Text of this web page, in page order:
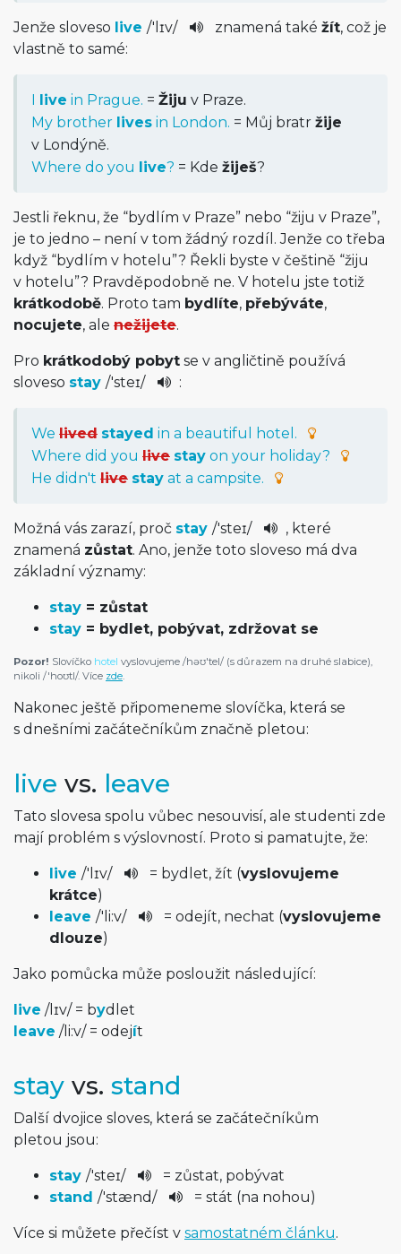
Jenže sloveso live /'lɪv/ znamená také žít, což je
vlastně to samé:
I live in Prague. = Žiju v Praze.
My brother lives in London. = Můj bratr žije
v Londýně.
Where do you live? = Kde žiješ?
Jestli řeknu, že “bydlím v Praze” nebo “žiju v Praze”,
je to jedno – není v tom žádný rozdíl. Jenže co třeba
když “bydlím v hotelu”? Řekli byste v češtině “žiju
v hotelu”? Pravděpodobně ne. V hotelu jste totiž
krátkodobě. Proto tam bydlíte, přebýváte,
nocujete, ale nežijete.
Pro krátkodobý pobyt se v angličtině používá
sloveso stay /'steɪ/ :
We lived stayed in a beautiful hotel.
Where did you live stay on your holiday?
He didn't live stay at a campsite.
Možná vás zarazí, proč stay /'steɪ/
, které
znamená zůstat. Ano, jenže toto sloveso má dva
základní významy:
stay = zůstat
stay = bydlet, pobývat, zdržovat se
Pozor! Slovíčko hotel vyslovujeme /həʊ'tel/ (s důrazem na druhé slabice),
nikoli /'hoʊtl/. Více zde.
Nakonec ještě připomeneme slovíčka, která se
s dnešními začátečníkům značně pletou:
live vs. leave
Tato slovesa spolu vůbec nesouvisí, ale studenti zde
mají problém s výslovností. Proto si pamatujte, že:
live /'lɪv/ = bydlet, žít (vyslovujeme
krátce)
leave /'li:v/ = odejít, nechat (vyslovujeme
dlouze)
Jako pomůcka může posloužit následující:
live /lɪv/= bydlet
leave /li:v/= odejít
stay vs. stand
Další dvojice sloves, která se začátečníkům
pletou jsou:
stay /'steɪ/
= zůstat, pobývat
stand /'stænd/ = stát (na nohou)
Více si můžete přečíst v samostatném článku.